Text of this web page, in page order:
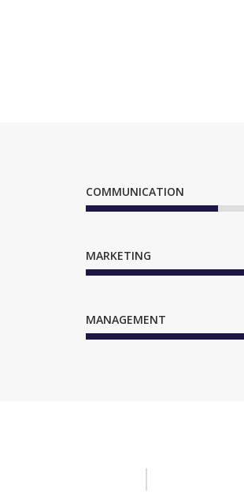
COMMUNICATION
MARKETING
MANAGEMENT